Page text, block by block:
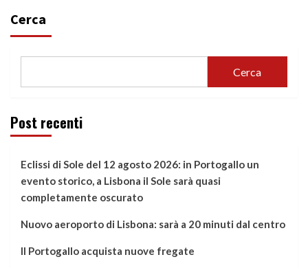
Cerca
Cerca
Post recenti
Eclissi di Sole del 12 agosto 2026: in Portogallo un
evento storico, a Lisbona il Sole sarà quasi
completamente oscurato
Nuovo aeroporto di Lisbona: sarà a 20 minuti dal centro
Il Portogallo acquista nuove fregate